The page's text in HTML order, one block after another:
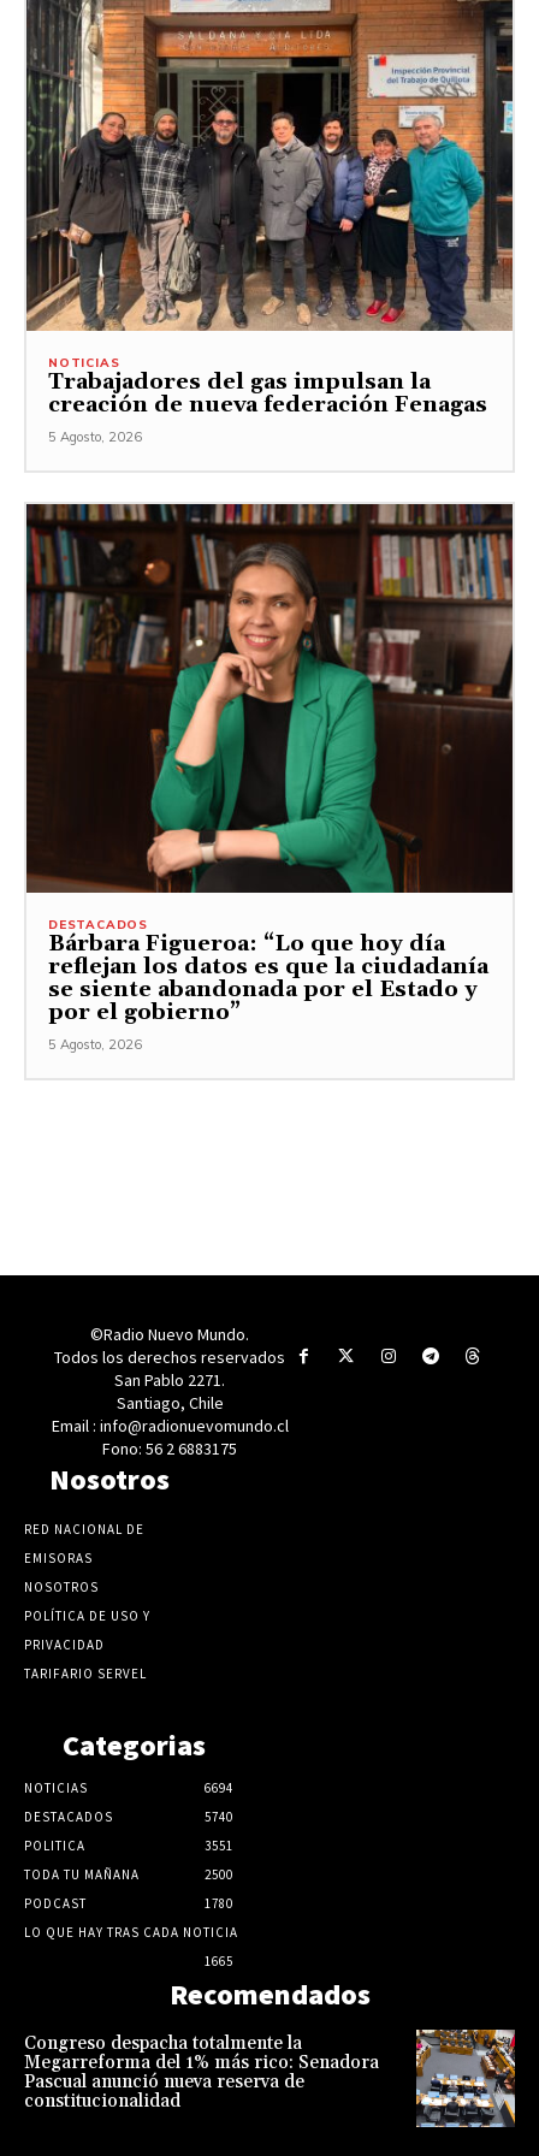
NOTICIAS
Trabajadores del gas impulsan la
creación de nueva federación Fenagas
5 Agosto, 2026
DESTACADOS
Bárbara Figueroa: “Lo que hoy día
reflejan los datos es que la ciudadanía
se siente abandonada por el Estado y
por el gobierno”
5 Agosto, 2026
©Radio Nuevo Mundo.
Todos los derechos reservados
San Pablo 2271.
Santiago, Chile
Email : info@radionuevomundo.cl
Fono: 56 2 6883175
Nosotros
RED NACIONAL DE
EMISORAS
NOSOTROS
POLÍTICA DE USO Y
PRIVACIDAD
TARIFARIO SERVEL
Categorias
NOTICIAS
6694
DESTACADOS
5740
POLITICA
3551
TODA TU MAÑANA
2500
PODCAST
1780
LO QUE HAY TRAS CADA NOTICIA
1665
Recomendados
Congreso despacha totalmente la
Megarreforma del 1% más rico: Senadora
Pascual anunció nueva reserva de
constitucionalidad